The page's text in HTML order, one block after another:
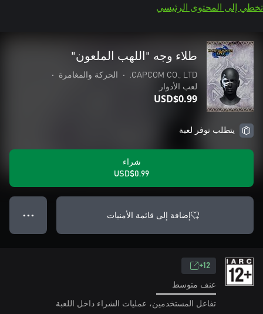
تخطي إلى المحتوى الرئيسي
طلاء وجه "اللهب الملعون"
CAPCOM CO., LTD.
• الحركة والمغامرة
•
لعب الأدوار
USD$0.99
يتطلب توفر لعبة
شراء
USD$0.99
إضافة إلى قائمة الأمنيات ● ● ●
12+
عنف متوسط
تفاعل المستخدمين، عمليات الشراء داخل اللعبة